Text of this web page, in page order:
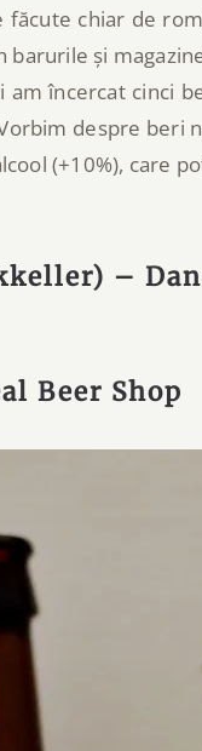
chiar de
barurile și
am încercat cinci
despre beri
(+10%), care
–
Beer Shop